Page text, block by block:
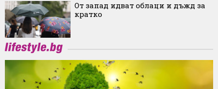
От запад идват облаци и дъжд за
кратко